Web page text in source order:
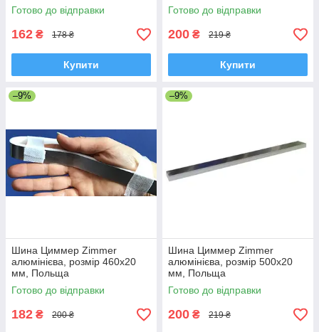
Готово до відправки
162 ₴ 178 ₴
Купити
Готово до відправки
200 ₴ 219 ₴
Купити
–9%
Шина Циммер Zimmer
алюмінієва, розмір 460х20
мм, Польща
Готово до відправки
182 ₴ 200 ₴
–9%
Шина Циммер Zimmer
алюмінієва, розмір 500х20
мм, Польща
Готово до відправки
200 ₴ 219 ₴